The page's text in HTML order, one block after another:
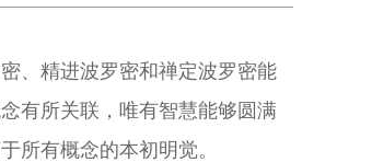
、精进波罗密和禅定波罗密能
有所关联，唯有智慧能够圆满
所有概念的本初明觉。